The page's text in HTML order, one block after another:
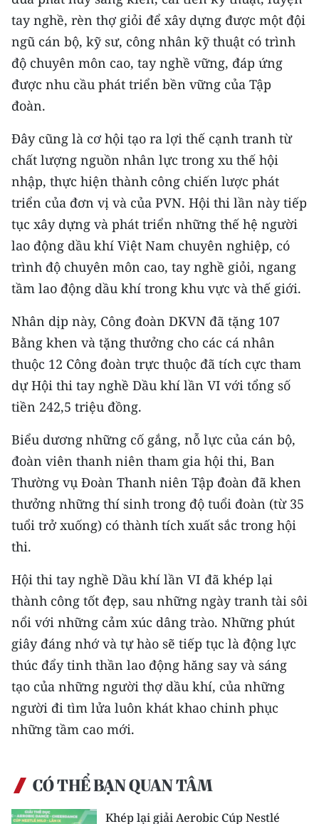
tay nghề, rèn thợ giỏi để xây dựng được một đội
ngũ cán bộ, kỹ sư, công nhân kỹ thuật có trình
độ chuyên môn cao, tay nghề vững, đáp ứng
được nhu cầu phát triển bền vững của Tập
đoàn.
Đây cũng là cơ hội tạo ra lợi thế cạnh tranh từ
chất lượng nguồn nhân lực trong xu thế hội
nhập, thực hiện thành công chiến lược phát
triển của đơn vị và của PVN. Hội thi lần này tiếp
tục xây dựng và phát triển những thế hệ người
lao động dầu khí Việt Nam chuyên nghiệp, có
trình độ chuyên môn cao, tay nghề giỏi, ngang
tầm lao động dầu khí trong khu vực và thế giới.
Nhân dịp này, Công đoàn DKVN đã tặng 107
Bằng khen và tặng thưởng cho các cá nhân
thuộc 12 Công đoàn trực thuộc đã tích cực tham
dự Hội thi tay nghề Dầu khí lần VI với tổng số
tiền 242,5 triệu đồng.
Biểu dương những cố gắng, nỗ lực của cán bộ,
đoàn viên thanh niên tham gia hội thi, Ban
Thường vụ Đoàn Thanh niên Tập đoàn đã khen
thưởng những thí sinh trong độ tuổi đoàn (từ 35
tuổi trở xuống) có thành tích xuất sắc trong hội
thi.
Hội thi tay nghề Dầu khí lần VI đã khép lại
thành công tốt đẹp, sau những ngày tranh tài sôi
nổi với những cảm xúc dâng trào. Những phút
giây đáng nhớ và tự hào sẽ tiếp tục là động lực
thúc đẩy tinh thần lao động hăng say và sáng
tạo của những người thợ dầu khí, của những
người đi tìm lửa luôn khát khao chinh phục
những tầm cao mới.
CÓ THỂ BẠN QUAN TÂM
Khép lại giải Aerobic Cúp Nestlé